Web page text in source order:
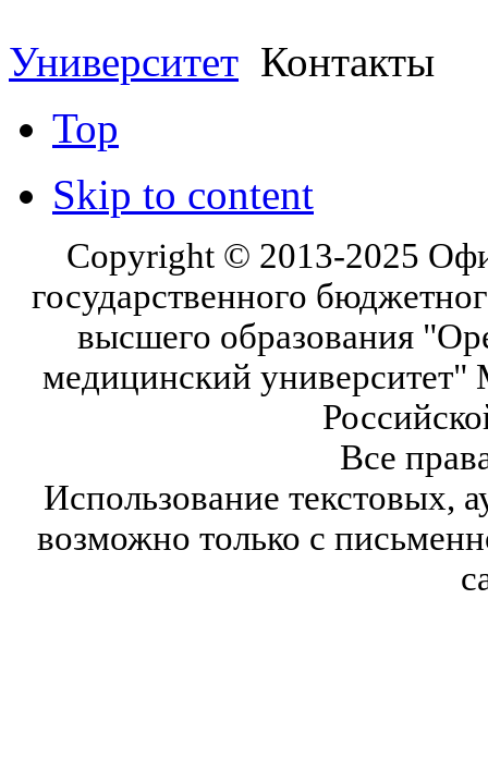
Университет Контакты
Top
Skip to content
Copyright © 2013-2025
государственного
высшего образования
медицинский университет"
Все
Использование текстовых,
возможно только с